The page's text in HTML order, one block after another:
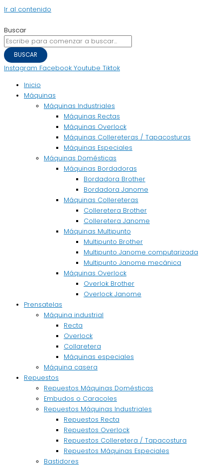
Ir al contenido
Buscar
BUSCAR
Instagram Facebook Youtube Tiktok
Inicio
Máquinas
Máquinas Industriales
Máquinas Rectas
Máquinas Overlock
Máquinas Collereteras / Tapacosturas
Máquinas Especiales
Máquinas Domésticas
Máquinas Bordadoras
Bordadora Brother
Bordadora Janome
Máquinas Collereteras
Colleretera Brother
Colleretera Janome
Máquinas Multipunto
Multipunto Brother
Multipunto Janome computarizada
Multipunto Janome mecánica
Máquinas Overlock
Overlok Brother
Overlock Janome
Prensatelas
Máquina industrial
Recta
Overlock
Collaretera
Máquinas especiales
Máquina casera
Repuestos
Repuestos Máquinas Domésticas
Embudos o Caracoles
Repuestos Máquinas Industriales
Repuestos Recta
Repuestos Overlock
Repuestos Colleretera / Tapacostura
Repuestos Máquinas Especiales
Bastidores